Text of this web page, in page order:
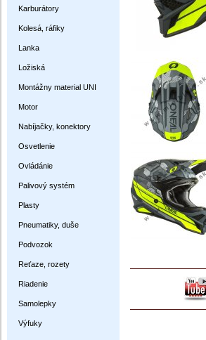
Karburátory
Kolesá, ráfiky
Lanka
Ložiská
Montážny material UNI
Motor
Nabíjačky, konektory
Osvetlenie
Ovládánie
Palivový systém
Plasty
Pneumatiky, duše
Podvozok
Reťaze, rozety
Riadenie
Samolepky
Výfuky